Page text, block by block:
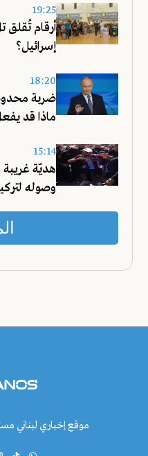
19:25
أرقام
إسرائيل؟
18:20
ضربة
ماذا قد
15:14
هديّة
وصوله
موقع إخباري لبناني